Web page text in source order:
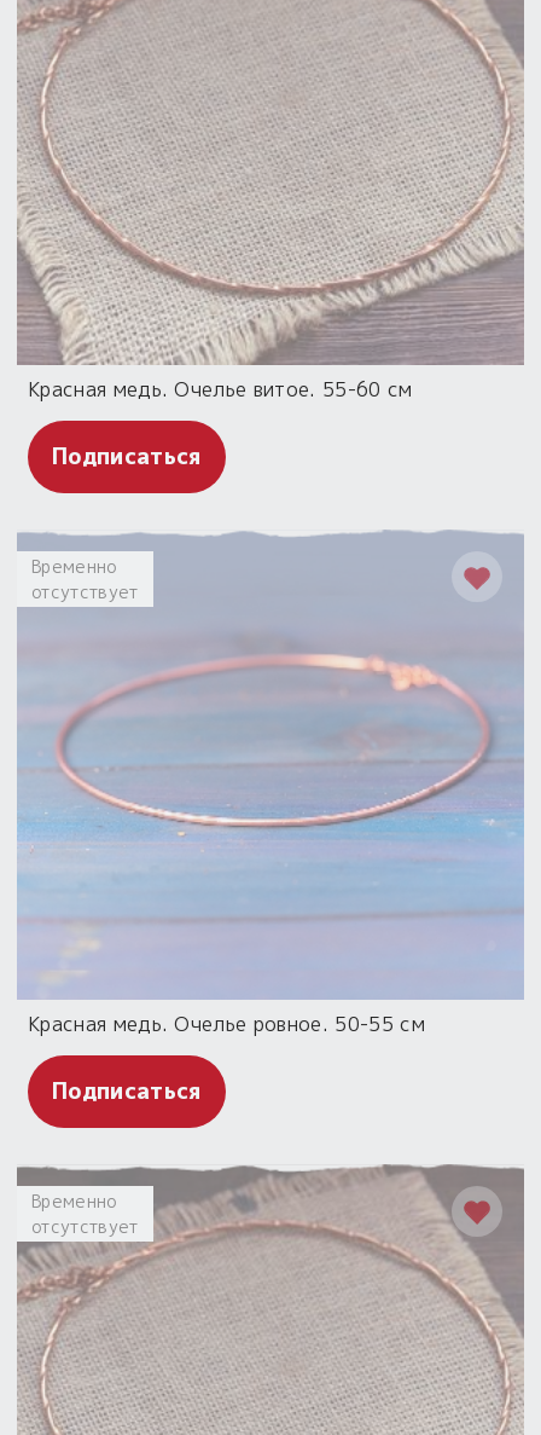
Красная медь. Очелье витое. 55-60 см
Подписаться
Временно
отсутствует
Красная медь. Очелье ровное. 50-55 см
Подписаться
Временно
отсутствует